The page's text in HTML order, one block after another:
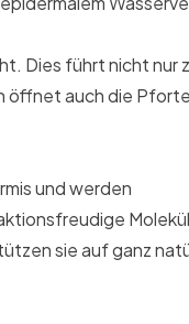
Dies führt nicht nur
öffnet auch die
und werden
sie auf ganz